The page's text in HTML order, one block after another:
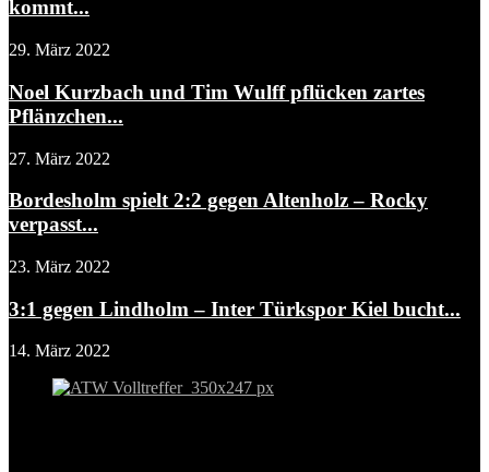
kommt...
29. März 2022
Noel Kurzbach und Tim Wulff pflücken zartes
Pflänzchen...
27. März 2022
Bordesholm spielt 2:2 gegen Altenholz – Rocky
verpasst...
23. März 2022
3:1 gegen Lindholm – Inter Türkspor Kiel bucht...
14. März 2022